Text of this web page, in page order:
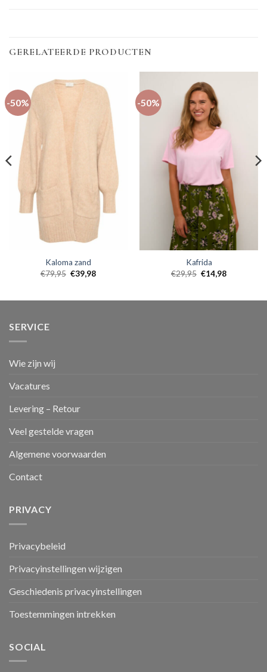
GERELATEERDE PRODUCTEN
-50%
Kaloma zand
€79,95 €39,98
-50%
Kafrida
€29,95 €14,98
SERVICE
Wie zijn wij
Vacatures
Levering – Retour
Veel gestelde vragen
Algemene voorwaarden
Contact
PRIVACY
Privacybeleid
Privacyinstellingen wijzigen
Geschiedenis privacyinstellingen
Toestemmingen intrekken
SOCIAL